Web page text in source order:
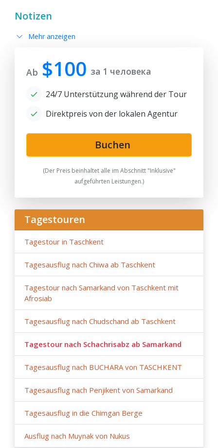
Notizen
Mehr anzeigen
Ab $100 за 1 человека
24/7 Unterstützung während der Tour
Direktpreis von der lokalen Agentur
Buchen
(Der Preis beinhaltet alle im Abschnitt "Inklusive"
aufgeführten Leistungen.)
Tagestouren
Tagestour in Taschkent
Tagesausflug nach Chiwa ab Taschkent
Tagestour nach Samarkand von Taschkent mit
Afrosiab
Tagesausflug nach Chudschand ab Taschkent
Tagestour nach Schachrisabz ab Samarkand
Tagesausflug nach BUCHARA von TASCHKENT
Tagesausflug nach Penjikent von Samarkand
Tagesausflug in die Chimgan Berge
Ausflug nach Muynak von Nukus